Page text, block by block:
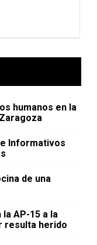
humanos en la
Informativos
de una
AP-15 a la
resulta herido